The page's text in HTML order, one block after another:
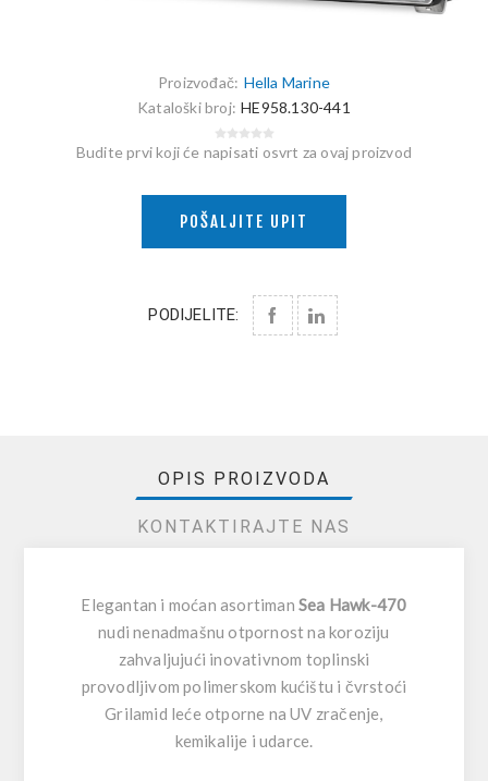
Proizvođač: Hella Marine
Kataloški broj: HE958.130-441
Budite prvi koji će napisati osvrt za ovaj proizvod
POŠALJITE UPIT
PODIJELITE:
OPIS PROIZVODA
KONTAKTIRAJTE NAS
Elegantan i moćan asortimanSea Hawk-470
nudi nenadmašnu otpornost na koroziju
zahvaljujući inovativnom toplinski
provodljivom polimerskom kućištu i čvrstoći
Grilamid leće otporne na UV zračenje,
kemikalije i udarce.